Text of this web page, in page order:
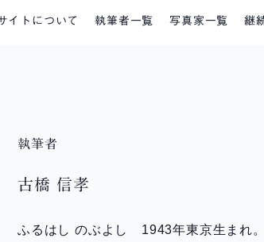
イトについて 執筆者一覧 写真家一覧 継
執筆者
古橋 信孝
ふるはし のぶよし 1943年東京生まれ